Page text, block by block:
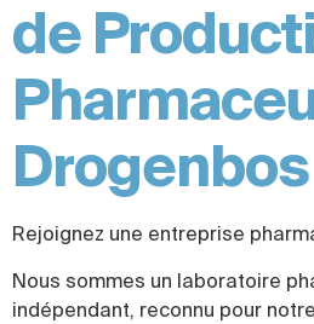
de
Drogenbos
Rejoignez une entreprise
Nous sommes un laboratoire
indépendant, reconnu pour